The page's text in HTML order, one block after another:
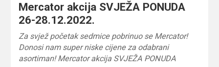
Mercator akcija SVJEŽA PONUDA
26-28.12.2022.
Za svjež početak sedmice pobrinuo se Mercator!
Donosi nam super niske cijene za odabrani
asortiman! Mercator akcija SVJEŽA PONUDA